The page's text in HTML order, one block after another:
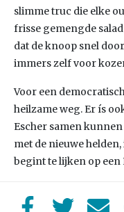
slimme truc die elke
frisse gemengde
dat de knoop snel
immers zelf voor
Voor een
heilzame weg. Er ís
Escher samen
met de nieuwe
begint te lijken op een